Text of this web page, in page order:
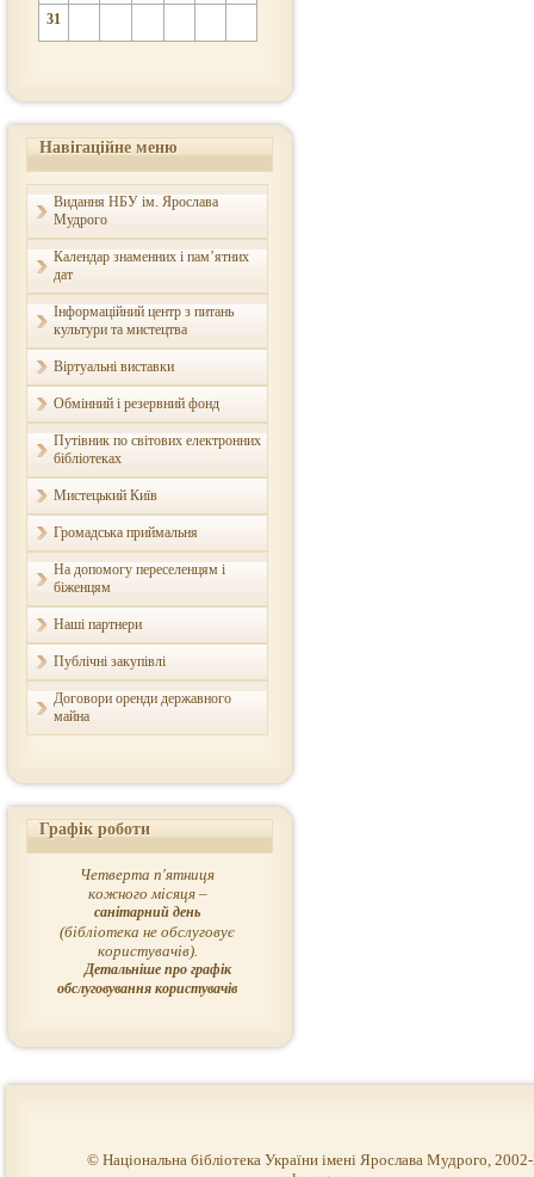
31
Навігаційне меню
Видання НБУ ім. Ярослава
Мудрого
Календар знаменних і пам’ятних
дат
Інформаційний центр з питань
культури та мистецтва
Віртуальні виставки
Обмінний і резервний фонд
Путівник по світових електронних
бібліотеках
Мистецький Київ
Громадська приймальня
На допомогу переселенцям і
біженцям
Наші партнери
Публічні закупівлі
Договори оренди державного
майна
Графік роботи
Четверта п'ятниця
кожного місяця –
санітарний день
(бібліотека не обслуговує
користувачів).
Детальніше про графік
обслуговування користувачів
© Національна бібліотека України імені Ярослава Мудрого,